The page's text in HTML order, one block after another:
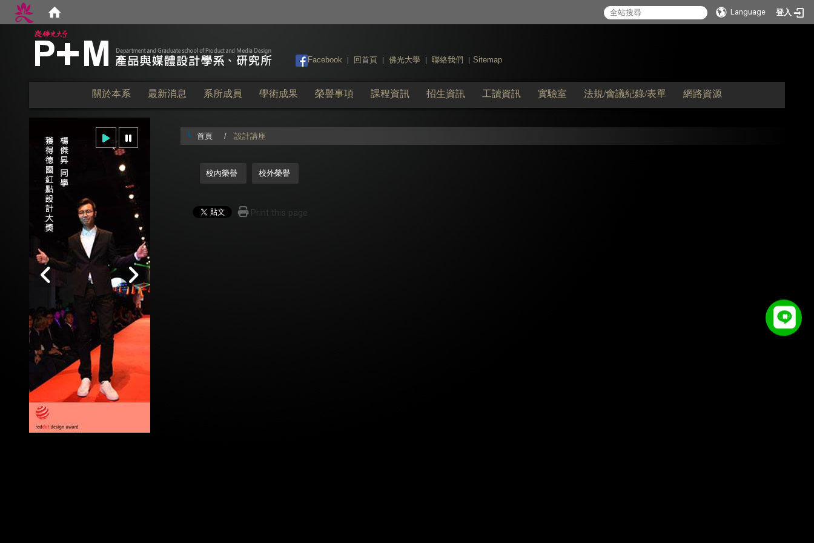
Language 登入
Facebook 回首頁 佛光大學 聯絡我們 Sitemap
關於本系 最新消息 系所成員 學術成果 榮譽事項 課程資訊 招生資訊 工讀資訊 實驗室 法規/會議紀錄/表單 網路資源
首頁 設計講座
校內榮譽 校外榮譽
Print this page